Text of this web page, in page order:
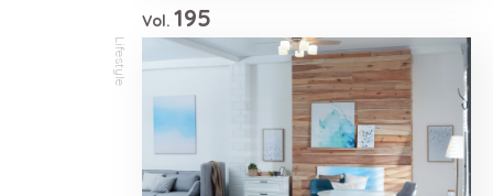
Lifestyle
Vol. 195